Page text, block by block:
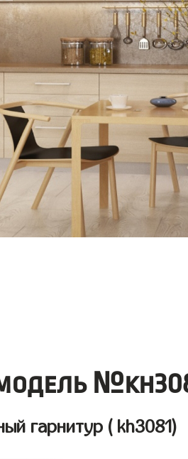
гарнитур ( kh3081)